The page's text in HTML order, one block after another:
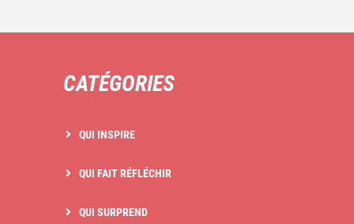
CATÉGORIES
QUI INSPIRE
QUI FAIT RÉFLÉCHIR
QUI SURPREND